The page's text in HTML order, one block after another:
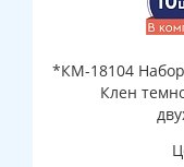
*КМ-18104
Клен